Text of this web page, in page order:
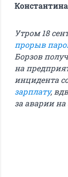
Утром 18
прорыв
Борзов
на
инцидента
зарплату,
за аварии на